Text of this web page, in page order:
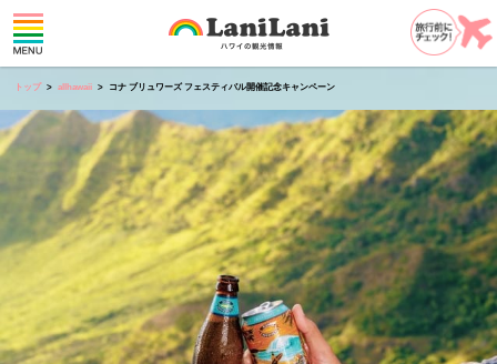
トップ allhawaii コナ ブリュワーズ フェスティバル開催記念キャンペーン